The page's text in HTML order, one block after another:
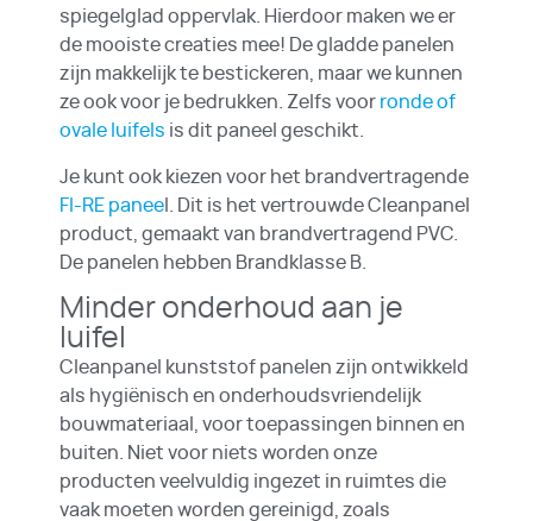
spiegelglad oppervlak. Hierdoor maken we er
de mooiste creaties mee! De gladde panelen
zijn makkelijk te bestickeren, maar we kunnen
ze ook voor je bedrukken. Zelfs voor ronde of
ovale luifels is dit paneel geschikt.
Je kunt ook kiezen voor het brandvertragende
FI-RE panee l. Dit is het vertrouwde Cleanpanel
product, gemaakt van brandvertragend PVC.
De panelen hebben Brandklasse B.
Minder onderhoud aan je
luifel
Cleanpanel kunststof panelen zijn ontwikkeld
als hygiënisch en onderhoudsvriendelijk
bouwmateriaal, voor toepassingen binnen en
buiten. Niet voor niets worden onze
producten veelvuldig ingezet in ruimtes die
vaak moeten worden gereinigd, zoals